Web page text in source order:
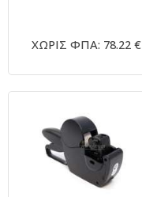
ΧΩΡΙΣ ΦΠΑ: 78.22 €